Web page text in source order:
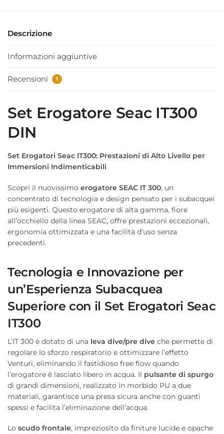
Descrizione
Informazioni aggiuntive
Recensioni 1
Set Erogatore Seac IT300
DIN
Set Erogatori Seac IT300: Prestazioni di Alto Livello per
Immersioni Indimenticabili
Scopri il nuovissimo erogatore SEAC IT 300, un
concentrato di tecnologia e design pensato per i subacquei
più esigenti. Questo erogatore di alta gamma, fiore
all’occhiello della linea SEAC, offre prestazioni eccezionali,
ergonomia ottimizzata e una facilità d’uso senza
precedenti.
Tecnologia e Innovazione per
un’Esperienza Subacquea
Superiore con il Set Erogatori Seac
IT300
L’IT 300 è dotato di una leva dive/pre dive che permette di
regolare lo sforzo respiratorio e ottimizzare l’effetto
Venturi, eliminando il fastidioso free flow quando
l’erogatore è lasciato libero in acqua. Il pulsante di spurgo
di grandi dimensioni, realizzato in morbido PU a due
materiali, garantisce una presa sicura anche con guanti
spessi e facilita l’eliminazione dell’acqua.
Lo scudo frontale, impreziosito da finiture lucide e opache